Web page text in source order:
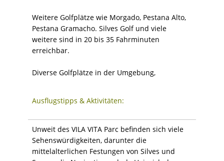
Weitere Golfplätze wie Morgado, Pestana Alto,
Pestana Gramacho. Silves Golf und viele
weitere sind in 20 bis 35 Fahrminuten
erreichbar.
Diverse Golfplätze in der Umgebung,
Ausflugstipps & Aktivitäten:
Unweit des VILA VITA Parc befinden sich viele
Sehenswürdigkeiten, darunter die
mittelalterlichen Festungen von Silves und